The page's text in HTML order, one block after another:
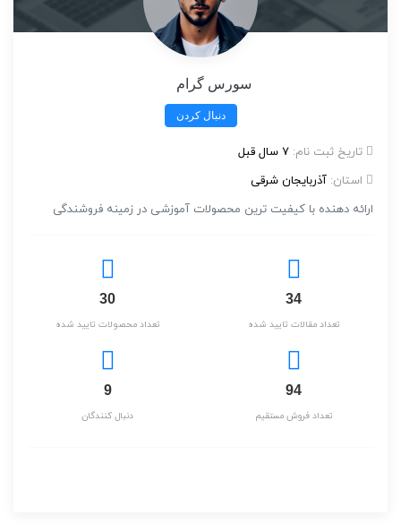
سورس گرام
دنبال کردن
تاریخ ثبت نام: 7 سال قبل
استان: آذربایجان شرقی
ارائه دهنده با کیفیت ترین محصولات آموزشی در زمینه فروشندگی
34
تعداد مقالات تایید شده
30
تعداد محصولات تایید شده
94
تعداد فروش مستقیم
9
دنبال کنندگان